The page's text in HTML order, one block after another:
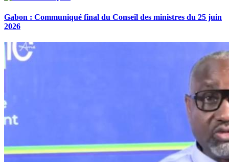
Gabon : Communiqué final du Conseil des ministres du 25 juin
2026